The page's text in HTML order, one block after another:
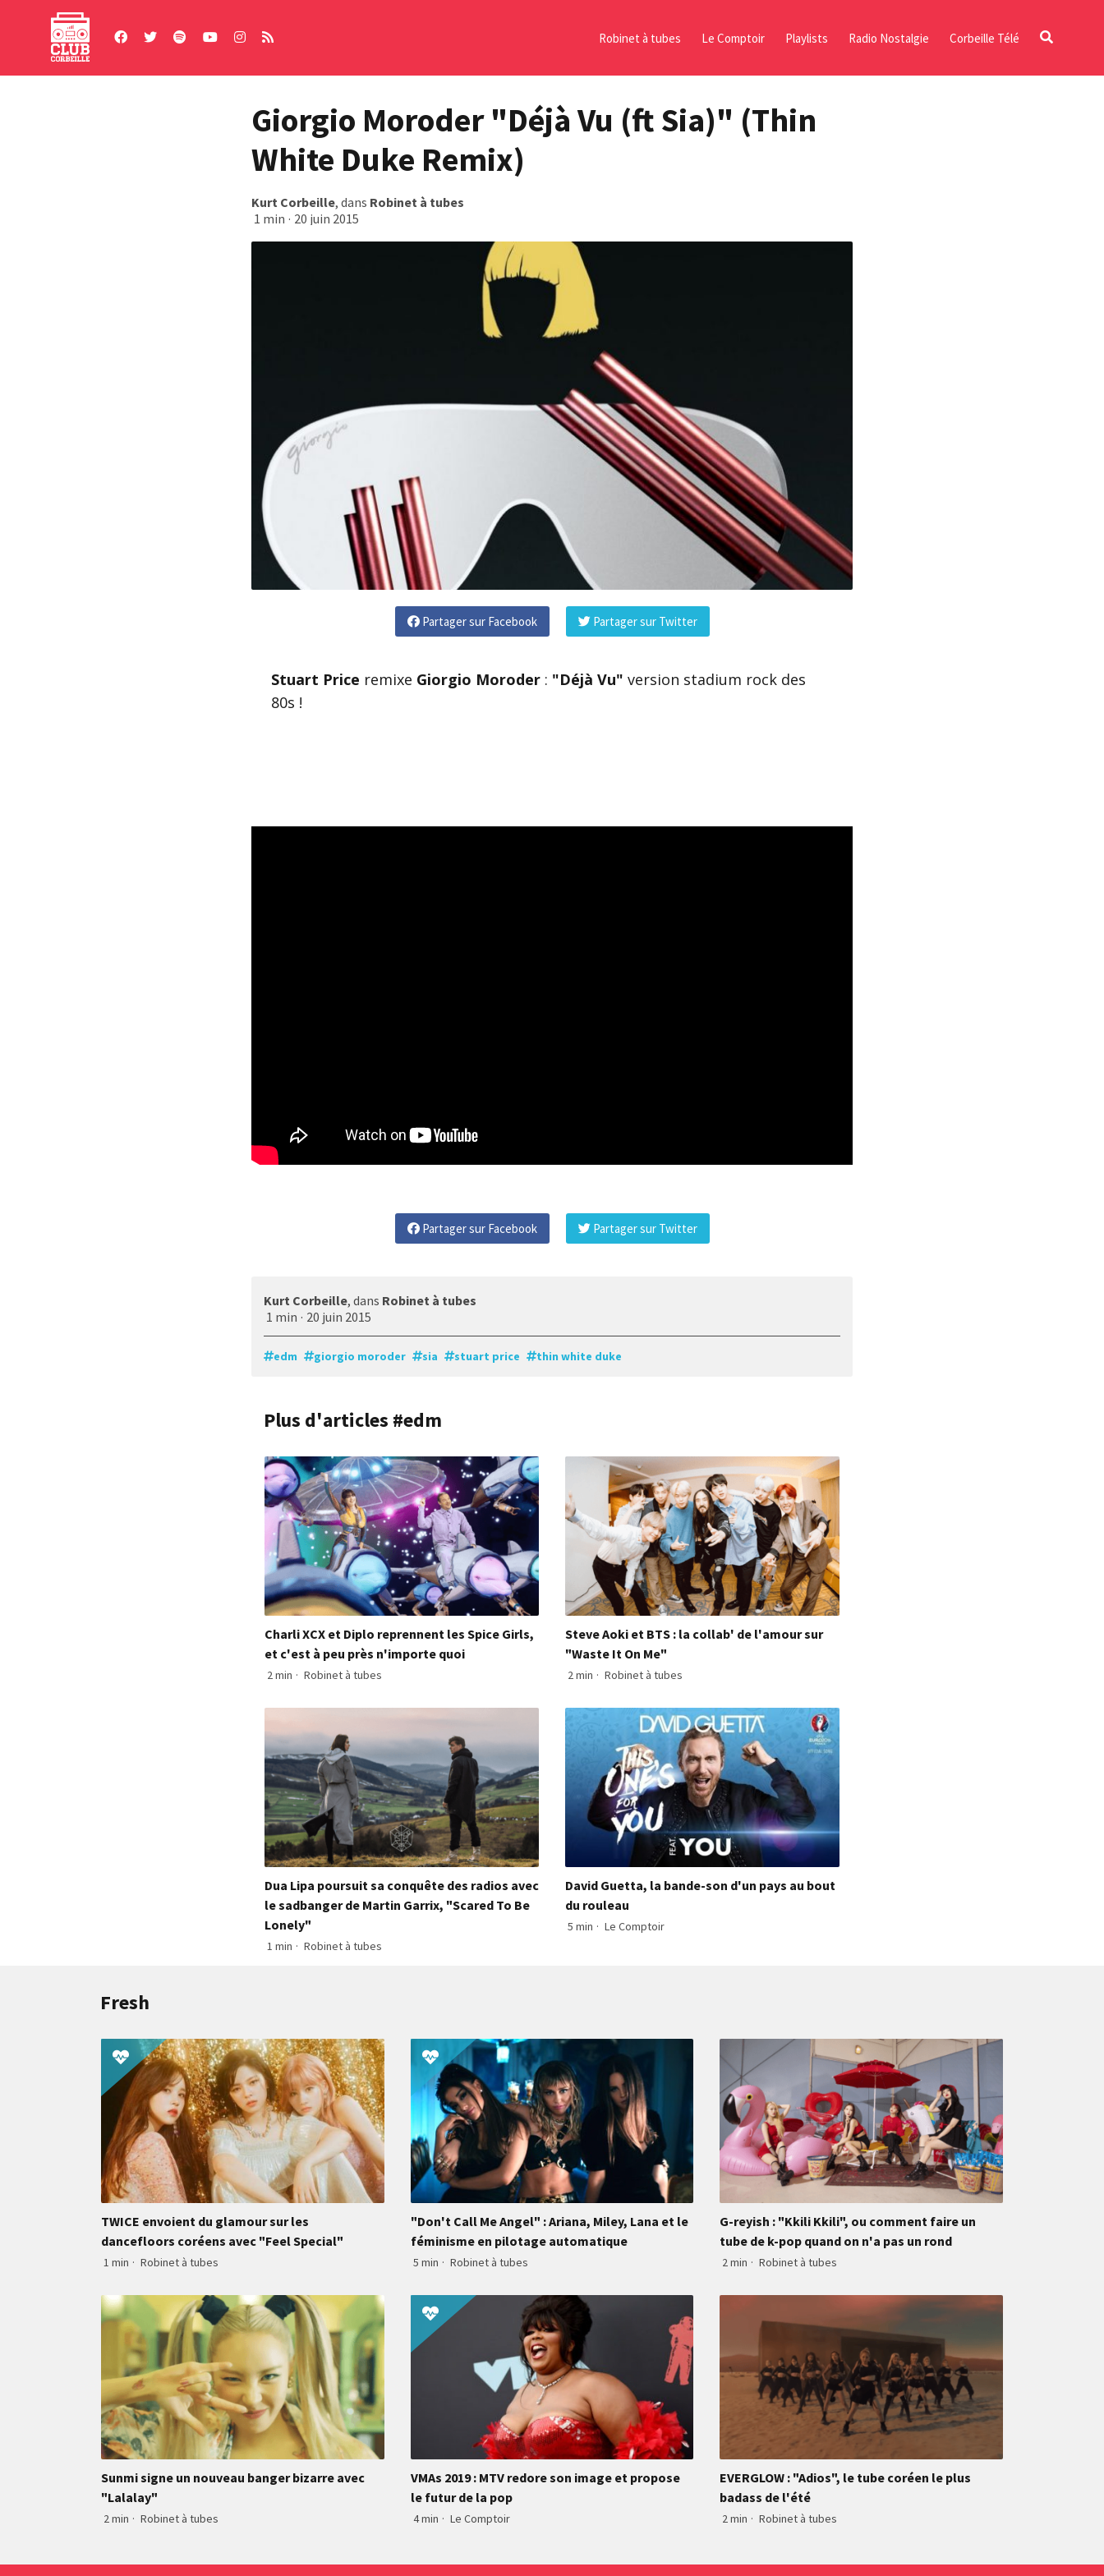
Robinet à tubes Le Comptoir Playlists Radio Nostalgie Corbeille Télé
Giorgio Moroder "Déjà Vu (ft Sia)" (Thin
White Duke Remix)
Kurt Corbeille, dans Robinet à tubes
1 min · 20 juin 2015
Partager sur Facebook Partager sur Twitter
Stuart Price remixe Giorgio Moroder : "Déjà Vu" version stadium rock des
80s !
Partager sur Facebook Partager sur Twitter
Kurt Corbeille, dans Robinet à tubes
1 min · 20 juin 2015
edm giorgio moroder sia stuart price thin white duke
Plus d'articles #edm
Charli XCX et Diplo reprennent les Spice Girls,
et c'est à peu près n'importe quoi
2 min · Robinet à tubes
Steve Aoki et BTS : la collab' de l'amour sur
"Waste It On Me"
2 min · Robinet à tubes
Dua Lipa poursuit sa conquête des radios avec
le sadbanger de Martin Garrix, "Scared To Be
Lonely"
1 min · Robinet à tubes
David Guetta, la bande-son d'un pays au bout
du rouleau
5 min · Le Comptoir
Fresh
TWICE envoient du glamour sur les
dancefloors coréens avec "Feel Special"
1 min · Robinet à tubes
"Don't Call Me Angel" : Ariana, Miley, Lana et le
féminisme en pilotage automatique
5 min · Robinet à tubes
G-reyish : "Kkili Kkili", ou comment faire un
tube de k-pop quand on n'a pas un rond
2 min · Robinet à tubes
Sunmi signe un nouveau banger bizarre avec
"Lalalay"
2 min · Robinet à tubes
VMAs 2019 : MTV redore son image et propose
le futur de la pop
4 min · Le Comptoir
EVERGLOW : "Adios", le tube coréen le plus
badass de l'été
2 min · Robinet à tubes